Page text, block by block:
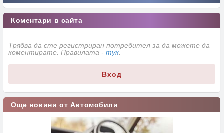
Коментари в сайта
Трябва да сте регистриран потребител за да можете да
коментирате. Правилата - тук
Вход
Още новини от Автомобили